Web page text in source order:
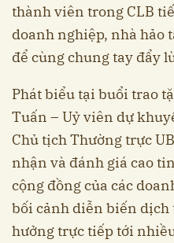
thành viên trong CLB
doanh nghiệp, nhà hảo
để cùng chung tay đẩy
Phát biểu tại buổi trao
Tuấn – Uỷ viên dự
Chủ tịch Thường trực
nhận và đánh giá cao
cộng đồng của các
bối cảnh diễn biến dịch
hưởng trực tiếp tới